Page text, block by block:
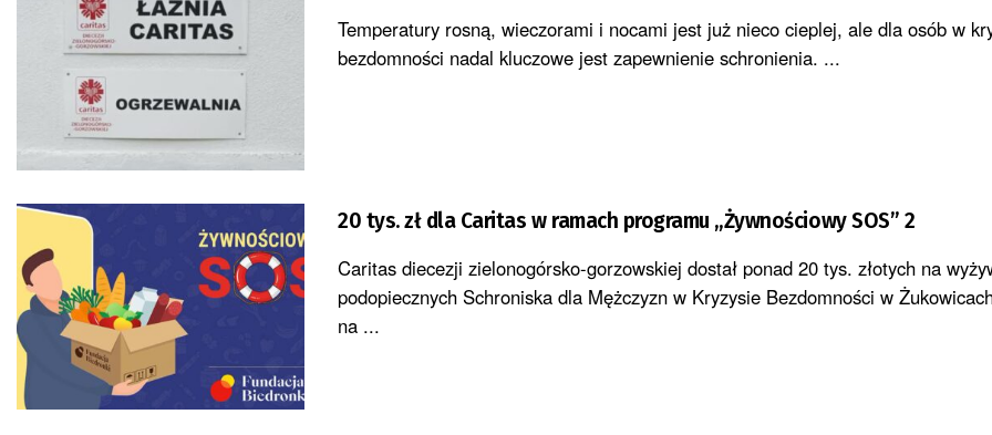
Temperatury rosną, wieczorami i nocami jest już nieco cieplej, ale dla osób w
bezdomności nadal kluczowe jest zapewnienie schronienia. ...
20 tys. zł dla Caritas w ramach programu „Żywnościowy SOS” 2
Caritas diecezji zielonogórsko-gorzowskiej dostał ponad 20 tys. złotych na
podopiecznych Schroniska dla Mężczyzn w Kryzysie Bezdomności w
na ...